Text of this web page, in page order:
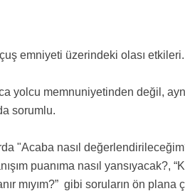
emniyeti üzerindeki olası etkileri.
yolcu memnuniyetinden değil,
sorumlu.
"Acaba nasıl
puanıma nasıl yansıyacak?,
mıyım?” gibi soruların ön plana